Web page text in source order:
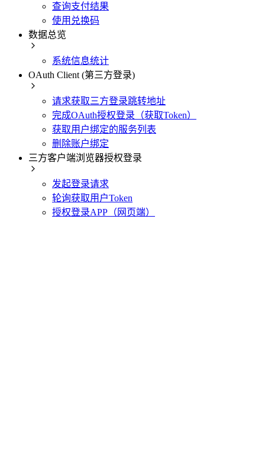
查询支付结果
使用兑换码
数据总览
系统信息统计
OAuth Client (第三方登录)
请求获取三方登录跳转地址
完成OAuth授权登录（获取Token）
获取用户绑定的服务列表
删除账户绑定
三方客户端浏览器授权登录
发起登录请求
轮询获取用户Token
授权登录APP（网页端）